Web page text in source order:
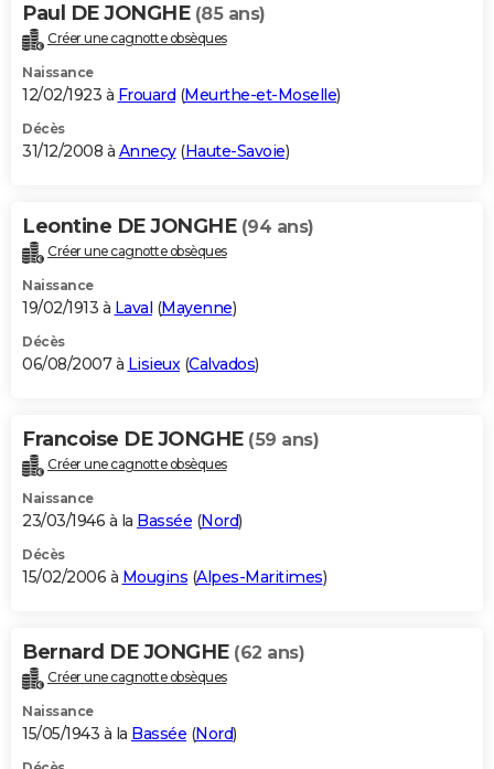
Paul DE JONGHE (85 ans)
Créer une cagnotte obsèques
Naissance
12/02/1923 à Frouard (Meurthe-et-Moselle)
Décès
31/12/2008 à Annecy(Haute-Savoie)
Leontine DE JONGHE (94 ans)
Créer une cagnotte obsèques
Naissance
19/02/1913 à Laval (Mayenne)
Décès
06/08/2007 à Lisieux(Calvados)
Francoise DE JONGHE (59 ans)
Créer une cagnotte obsèques
Naissance
23/03/1946 à la Bassée (Nord)
Décès
15/02/2006 à Mougins (Alpes-Maritimes)
Bernard DE JONGHE (62 ans)
Créer une cagnotte obsèques
Naissance
15/05/1943 à la Bassée (Nord)